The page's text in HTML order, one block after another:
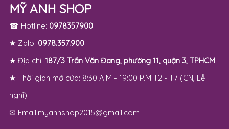
MỸ ANH SHOP
☎ Hotline: 0978357900
★ Zalo: 0978.357.900
★ Địa chỉ: 187/3 Trần Văn Đang, phường 11, quận 3, TPHCM
★ Thời gian mở cửa: 8:30 A.M - 19:00 P.M T2 - T7 (CN, Lễ
nghỉ)
✉ Email:myanhshop2015@gmail.com